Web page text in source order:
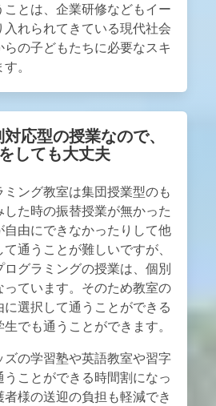
とは、企業研修などもイー
入れられてきている現代社会
の子どもたちに必要なスキ
。
応型の授業なので、
しても大丈夫
ング教室は集団授業型のも
た時の振替授業が無かった
自由にできなかったりして他
通うことが難しいですが、
ログラミングの授業は、個別
っています。そのため教室の
選択して通うことができる
でも通うことができます。
ズの学習塾や英語教室や習字
ことができる時間割になっ
様の送迎の負担も軽減でき